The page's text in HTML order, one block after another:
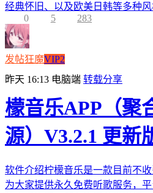
经典怀旧、以及欧美日韩等多种
0
5 283
发帖狂魔VIP2
昨天 16:13 电脑端 转载分享
檬音乐APP（聚
源）V3.2.1 更新
软件介绍柠檬音乐是一款目前不
为大家提供永久免费听歌服务，